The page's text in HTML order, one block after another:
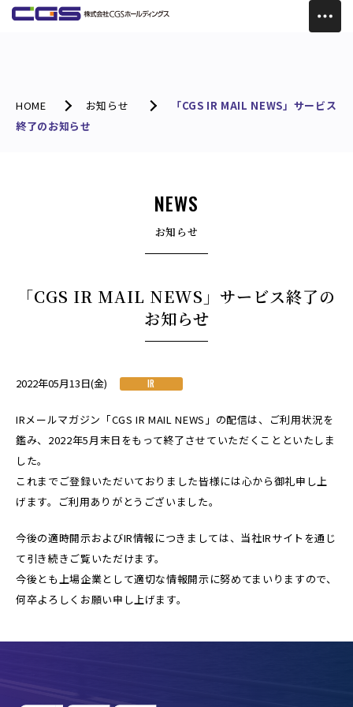
HOME お知らせ
「CGS IR MAIL NEWS」サービス
終了のお知らせ
NEWS
お知らせ
「CGS IR MAIL NEWS」サービス終了の
お知らせ
2022年05月13日(金) IR
IRメールマガジン「CGS IR MAIL NEWS」の配信は、ご利用状況を
鑑み、2022年5月末日をもって終了させていただくことといたしま
した。
これまでご登録いただいておりました皆様には心から御礼申し上
げます。ご利用ありがとうございました。
今後の適時開示およびIR情報につきましては、当社IRサイトを通じ
て引き続きご覧いただけます。
今後とも上場企業として適切な情報開示に努めてまいりますので、
何卒よろしくお願い申し上げます。